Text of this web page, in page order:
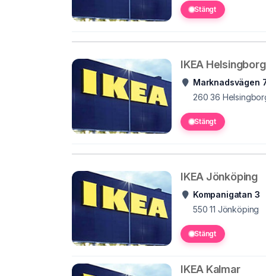
Stängt
IKEA Helsingborg
Marknadsvägen
260 36
Stängt
IKEA Jönköping
Kompanigatan 3
550 11 Jönköping
Stängt
IKEA Kalmar